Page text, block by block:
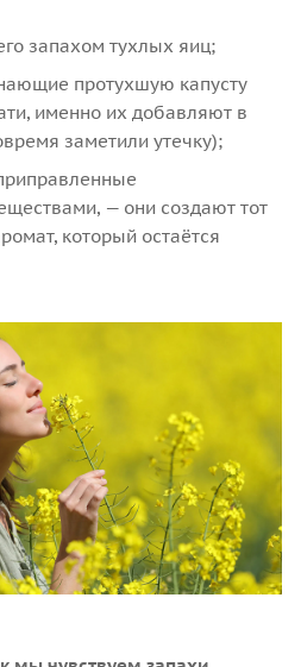
запахом тухлых яиц;
протухшую капусту
именно их добавляют в
заметили утечку);
— они создают тот
который остаётся